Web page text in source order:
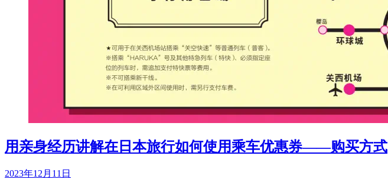
用亲身经历讲解在日本旅行如何使用乘车优惠券——购买方式
2023年12月11日